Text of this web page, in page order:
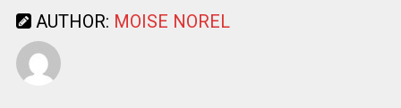
AUTHOR: MOISE NOREL